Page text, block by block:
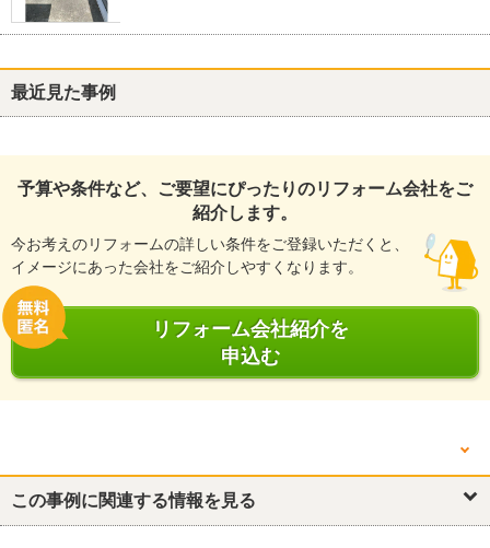
最近見た事例
予算や条件など、ご要望にぴったりのリフォーム会社をご
紹介します。
今お考えのリフォームの詳しい条件をご登録いただくと、
イメージにあった会社をご紹介しやすくなります。
リフォーム会社紹介を
申込む
他の箇所を見る
外構・エクステリア
この事例に関連する情報を見る